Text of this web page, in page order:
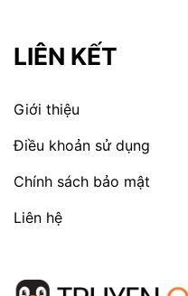
LIÊN KẾT
Giới thiệu
Điều khoản sử dụng
Chính sách bảo mật
Liên hệ